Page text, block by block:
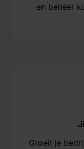
en beheer
Groeit je